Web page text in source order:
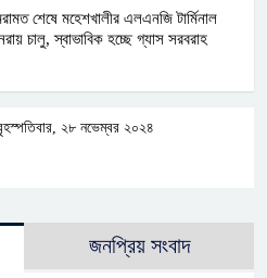
শেষে মহেশখালীর এলএনজি টার্মিনাল
চালু, স্বাভাবিক হচ্ছে গ্যাস সরবরাহ
২৮ নভেম্বর ২০২৪
জনপ্রিয় সংবাদ